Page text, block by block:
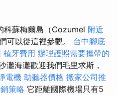
科蘇梅爾島（Cozumel 附近
可以從這裡參觀。 台中腳底
植牙費用 辦理護照需要攜帶的
灘海灘歡迎我們毛里求斯，
電機 助聽器價格 搬家公司推
策略 它距離國際機場只有5